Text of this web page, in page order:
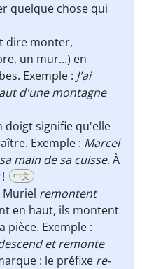
quelque chose qui
dire monter,
un mur...) en
Exemple : J'ai
d'une montagne
doigt signifie qu'elle
Exemple : Marcel
main de sa cuisse. À
! 中文
Muriel remontent
en haut, ils montent
pièce. Exemple :
et remonte
: le préfixe re-